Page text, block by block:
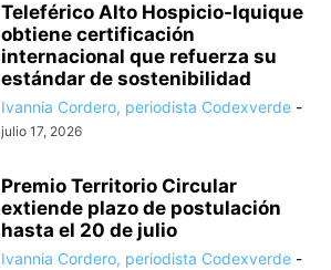
Teleférico Alto Hospicio-Iquique
obtiene certificación
internacional que refuerza su
estándar de sostenibilidad
Ivannia Cordero, periodista Codexverde -
julio 17, 2026
Premio Territorio Circular
extiende plazo de postulación
hasta el 20 de julio
Ivannia Cordero, periodista Codexverde -